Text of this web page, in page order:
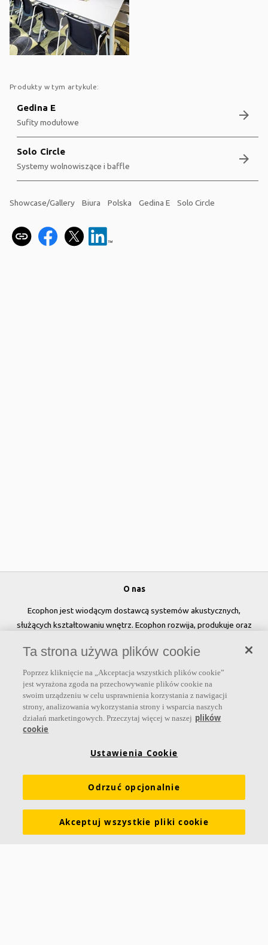
Produkty w tym artykule:
Gedina E
Sufity modułowe arrow_forward
Solo Circle
Systemy wolnowiszące i baffle arrow_forward
Showcase/Gallery Biura Polska Gedina E Solo Circle
O nas
Ecophon jest wiodącym dostawcą systemów akustycznych,
służących kształtowaniu wnętrz. Ecophon rozwija, produkuje oraz
sufitowe, które przyczyniają się do tworzenia przyjaznego i
zdrowego klimatu w pomieszczeniach, poprawy jakości życia oraz
samopoczucia i wydajności użytkowników.
Dołącz do nas
Narzędzia i usługi Wymagania funkcjonalne
Kolory i powierzchnie Deklaracje właściwości użytkowych
Ta strona używa plików cookie
Poprzez kliknięcie na „Akceptacja wszystkich plików cookie”
jest wyrażona zgoda na przechowywanie plików cookie na
swoim urządzeniu w celu usprawnienia korzystania z nawigacji
strony, analizowania wykorzystania strony i wsparcia naszych
działań marketingowych. Przeczytaj więcej w naszej plików
cookie
Ustawienia Cookie
Odrzuć opcjonalnie
Akceptuj wszystkie pliki cookie